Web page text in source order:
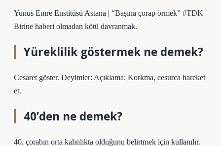
Yunus Emre Enstitüsü Astana | “Başına çorap örmek” #TDK
Birine haberi olmadan kötü davranmak.
Yüreklilik göstermek ne demek?
Cesaret göster. Deyimler: Açıklama: Korkma, cesurca hareket
et.
40’den ne demek?
40, çorabın orta kalınlıkta olduğunu belirtmek için kullanılır.